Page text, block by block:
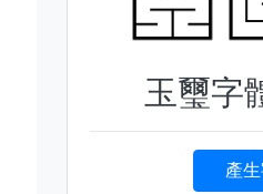
玉璽字
產